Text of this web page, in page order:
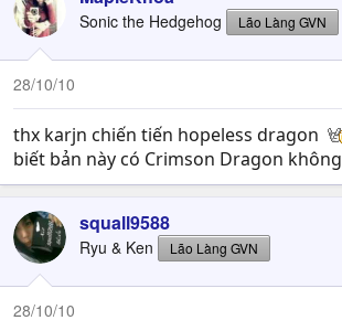
Sonic the Hedgehog Lão Làng GVN
28/10/10
thx karjn chiến tiến hopeless dragon
biết bản này có Crimson Dragon không
squall9588
Ryu & Ken Lão Làng GVN
28/10/10